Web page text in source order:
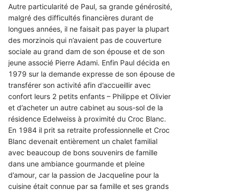
Autre particularité de Paul, sa grande générosité,
malgré des difficultés financières durant de
longues années, il ne faisait pas payer la plupart
des morzinois qui n’avaient pas de couverture
sociale au grand dam de son épouse et de son
jeune associé Pierre Adami. Enfin Paul décida en
1979 sur la demande expresse de son épouse de
transférer son activité afin d’accueillir avec
confort leurs 2 petits enfants – Philippe et Olivier
et d’acheter un autre cabinet au sous-sol de la
résidence Edelweiss à proximité du Croc Blanc.
En 1984 il prit sa retraite professionnelle et Croc
Blanc devenait entièrement un chalet familial
avec beaucoup de bons souvenirs de famille
dans une ambiance gourmande et pleine
d’amour, car la passion de Jacqueline pour la
cuisine était connue par sa famille et ses grands